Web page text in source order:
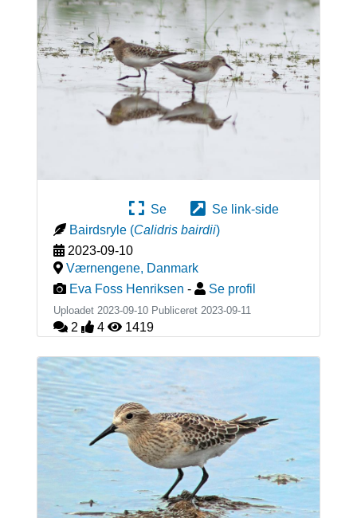
Se
Se link-side
Bairdsryle (Calidris bairdii)
2023-09-10
Værnengene, Danmark
Eva Foss Henriksen - Se profil
Uploadet 2023-09-10 Publiceret 2023-09-11
2 4 1419